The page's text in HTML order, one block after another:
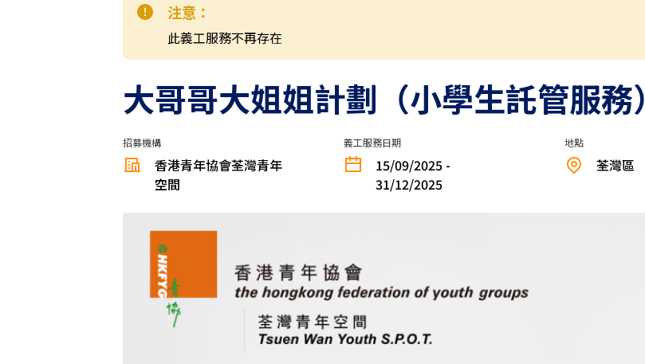
注意：
此義工服務不再存在
大哥哥大姐姐計劃（小學生託管服務）
招募機構
香港青年協會荃灣青年
空間
義工服務日期
15/09/2025 -
31/12/2025
地點
荃灣區